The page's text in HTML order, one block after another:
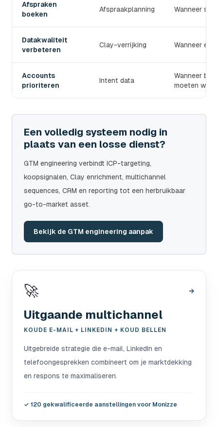
Afspraken
boeken
Afspraakplanning Wanneer
Datakwaliteit
verbeteren
Clay-verrijking Wanneer e-
Accounts
prioriteren
Intent data
Wanneer
moeten
Een volledig systeem nodig in
plaats van een losse dienst?
GTM engineering verbindt ICP-targeting,
koopsignalen, Clay enrichment, multichannel
sequences, CRM en reporting tot een herbruikbaar
go-to-market asset.
Bekijk de GTM engineering aanpak
🚀 →
Uitgaande multichannel
KOUDE E-MAIL + LINKEDIN + KOUD BELLEN
Uitgebreide strategie die e-mail, LinkedIn en
telefoongesprekken combineert om je marktdekking
en respons te maximaliseren.
✓ 120 gekwalificeerde aanstellingen voor Monizze